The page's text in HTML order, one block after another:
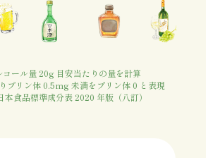
ール量 20g 目安当たりの量を計算
プリン体 0.5mg 未満をプリン体 0 と表現
食品標準成分表 2020 年版（八訂）